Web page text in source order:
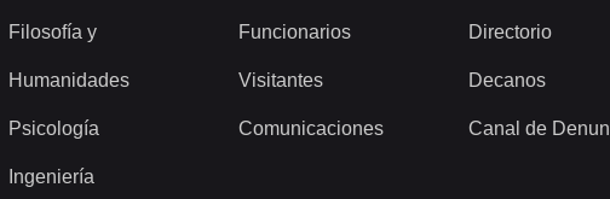
Filosofía y
Humanidades
Psicología
Ingeniería
Funcionarios
Visitantes
Comunicaciones
Directorio
Decanos
Canal de